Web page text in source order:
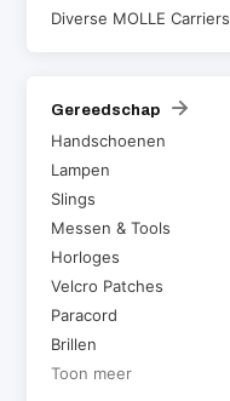
Diverse MOLLE Carriers
Gereedschap
Handschoenen
Lampen
Slings
Messen & Tools
Horloges
Velcro Patches
Paracord
Brillen
Toon meer